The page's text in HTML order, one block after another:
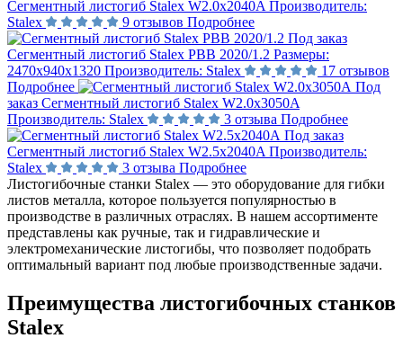
Сегментный листогиб Stalex W2.0x2040A Производитель:
Stalex
9 отзывов Подробнее
Под заказ
Сегментный листогиб Stalex PBB 2020/1.2 Размеры:
2470х940х1320 Производитель: Stalex
17 отзывов
Подробнее
Под
заказ Сегментный листогиб Stalex W2.0x3050A
Производитель: Stalex 3 отзыва Подробнее
Под заказ
Сегментный листогиб Stalex W2.5x2040A Производитель:
Stalex
3 отзыва Подробнее
Листогибочные станки Stalex — это оборудование для гибки
листов металла, которое пользуется популярностью в
производстве в различных отраслях. В нашем ассортименте
представлены как ручные, так и гидравлические и
электромеханические листогибы, что позволяет подобрать
оптимальный вариант под любые производственные задачи.
Преимущества листогибочных станков
Stalex